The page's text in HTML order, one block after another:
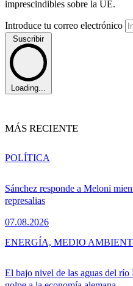
imprescindibles sobre la UE.
Introduce tu correo electrónico
Suscribir
Loading...
MÁS RECIENTE
Sánchez responde a Meloni
represalias
07.08.2026
POLÍTICA
El bajo nivel de las aguas del río
ENERGÍA, MEDIO